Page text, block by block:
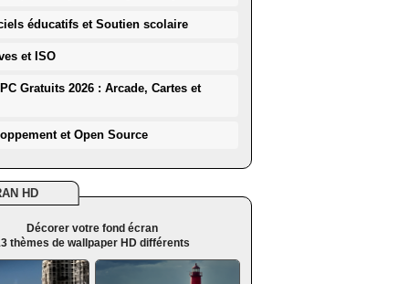
éducatifs et Soutien scolaire
et ISO
Gratuits 2026 : Arcade, Cartes et
et Open Source
HD
Décorer votre fond écran
thèmes de wallpaper HD différents